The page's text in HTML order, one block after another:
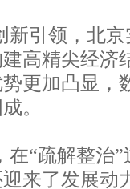
新引领，北京
高精尖经济
更加凸显，
。
在“疏解整治
来了发展动